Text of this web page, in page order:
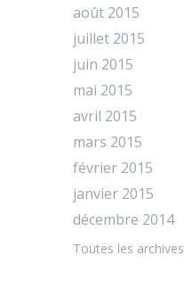
août 2015
juillet 2015
juin 2015
mai 2015
avril 2015
mars 2015
février 2015
janvier 2015
décembre 2014
Toutes les archives